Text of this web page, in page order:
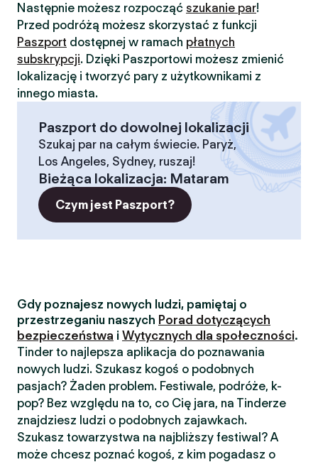
Następnie możesz rozpocząć szukanie par!
Przed podróżą możesz skorzystać z funkcji
Paszport dostępnej w ramach płatnych
subskrypcji. Dzięki Paszportowi możesz zmienić
lokalizację i tworzyć pary z użytkownikami z
innego miasta.
Paszport do dowolnej lokalizacji
Szukaj par na całym świecie. Paryż,
Los Angeles, Sydney, ruszaj!
Bieżąca lokalizacja: Mataram
Czym jest Paszport?
Gdy poznajesz nowych ludzi, pamiętaj o
przestrzeganiu naszych Porad dotyczących
bezpieczeństwa i Wytycznych dla społeczności.
Tinder to najlepsza aplikacja do poznawania
nowych ludzi. Szukasz kogoś o podobnych
pasjach? Żaden problem. Festiwale, podróże, k-
pop? Bez względu na to, co Cię jara, na Tinderze
znajdziesz ludzi o podobnych zajawkach.
Szukasz towarzystwa na najbliższy festiwal? A
może chcesz poznać kogoś, z kim pogadasz o